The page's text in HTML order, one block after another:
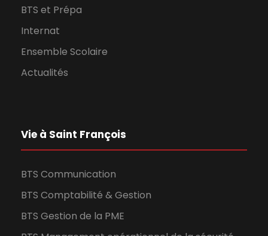
BTS et Prépa
Internat
Ensemble Scolaire
Actualités
Vie à Saint François
BTS Communication
BTS Comptabilité & Gestion
BTS Gestion de la PME